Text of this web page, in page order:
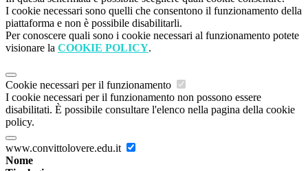
I cookie necessari sono quelli che consentono il funzionamento della
piattaforma e non è possibile disabilitarli.
Per conoscere quali sono i cookie necessari al funzionamento potete
visionare la COOKIE POLICY.
Cookie necessari per il funzionamento
I cookie necessari per il funzionamento non possono essere
disabilitati. È possibile consultare l'elenco nella pagina della cookie
policy.
www.convittolovere.edu.it
Nome